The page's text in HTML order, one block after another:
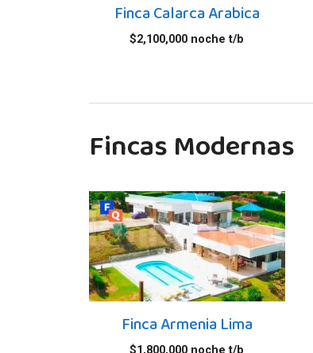
Finca Calarca Arabica
$2,100,000 noche t/b
Fincas Modernas
Finca Armenia Lima